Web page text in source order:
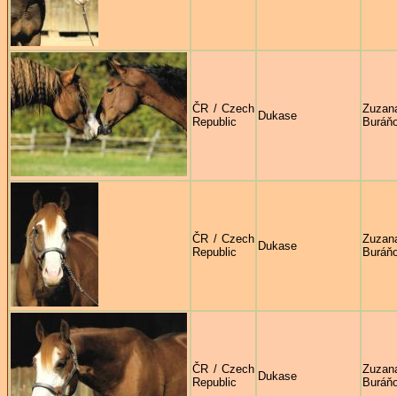
ČR / Czech
Republic
Dukase
ČR / Czech
Republic
Dukase
ČR / Czech
Republic
Dukase